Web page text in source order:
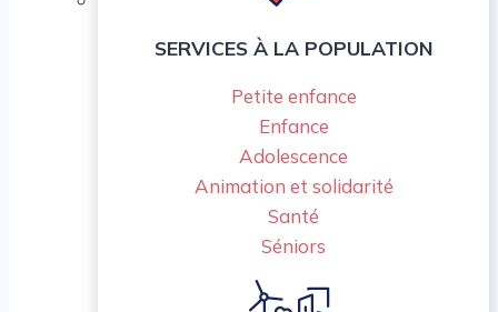
SERVICES À LA POPULATION
Petite enfance
Enfance
Adolescence
Animation et solidarité
Santé
Séniors